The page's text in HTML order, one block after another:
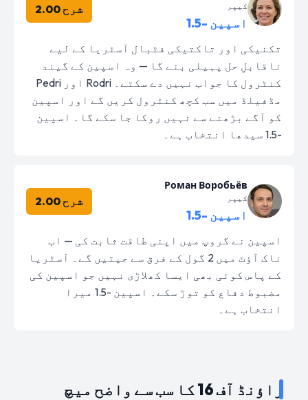
کیپر
اسپین -1.5
شرح 2.00
تکنیکی اور تاکتیکی فٹبال آسٹریا کے لیے
ناقابلِ حل پہیلی بنے گا — وہ اسپین کے گیند
کنٹرول کا جواب نہیں دے سکتے۔ Rodri اور Pedri
مڈفیلڈ میں سب کچھ کنٹرول کریں گے اور اسپین
کو آگے بڑھنے سے نہیں روکا جا سکے گا۔ اسپین
-1.5 سیدھا انتخاب ہے۔
Роман Воробьёв
کیپر
اسپین -1.5
شرح 2.00
اسپین نے گروپ میں اپنی طاقت ثابت کی — اب
ناک آؤٹ میں 2 گول کے فرق سے جیتیں گے۔ آسٹریا
کے پاس کوئی بھی ایسا کھلاڑی نہیں جو اسپین کی
مضبوط دفاع کو توڑ سکے۔ اسپین -1.5 میرا
انتخاب ہے۔
راؤنڈ آف 16 کا سب سے واضح میچ